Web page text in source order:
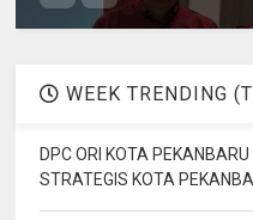
WEEK TRENDING
DPC ORI KOTA
STRATEGIS KOTA